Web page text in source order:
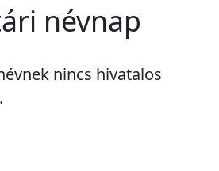
névnap
nincs hivatalos